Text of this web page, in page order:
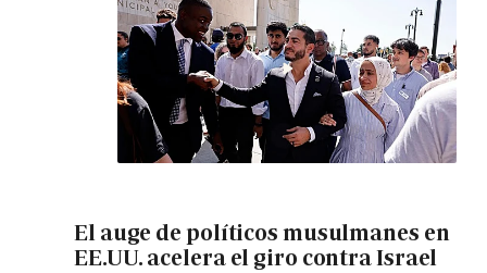
El auge de políticos musulmanes en
EE.UU. acelera el giro contra Israel